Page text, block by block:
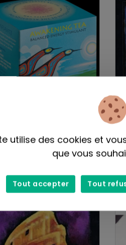
bio en sachets
utilise des cookies et
que vous
Tout accepter Tout